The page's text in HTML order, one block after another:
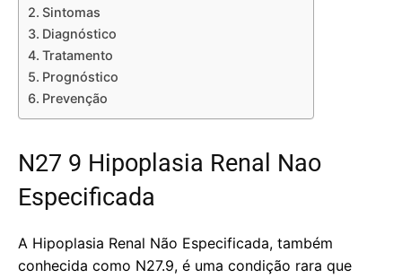
Sintomas
Diagnóstico
Tratamento
Prognóstico
Prevenção
N27 9 Hipoplasia Renal Nao
Especificada
A Hipoplasia Renal Não Especificada, também
conhecida como N27.9, é uma condição rara que